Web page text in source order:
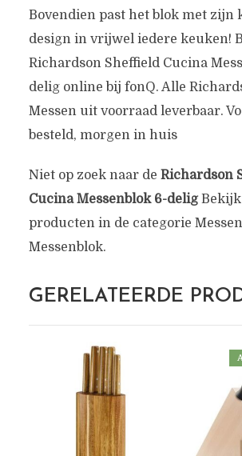
Bovendien past het blok met zijn
design in vrijwel iedere keuken!
Richardson Sheffield Cucina
delig online bij fonQ. Alle
Messen uit voorraad leverbaar.
besteld, morgen in huis
Niet op zoek naar de Richardson
Cucina Messenblok 6-deligBekijk
producten in de categorie
Messenblok.
GERELATEERDE